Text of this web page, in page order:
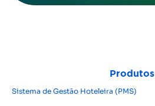
Produtos
Sistema de Gestão Hoteleira (PMS)